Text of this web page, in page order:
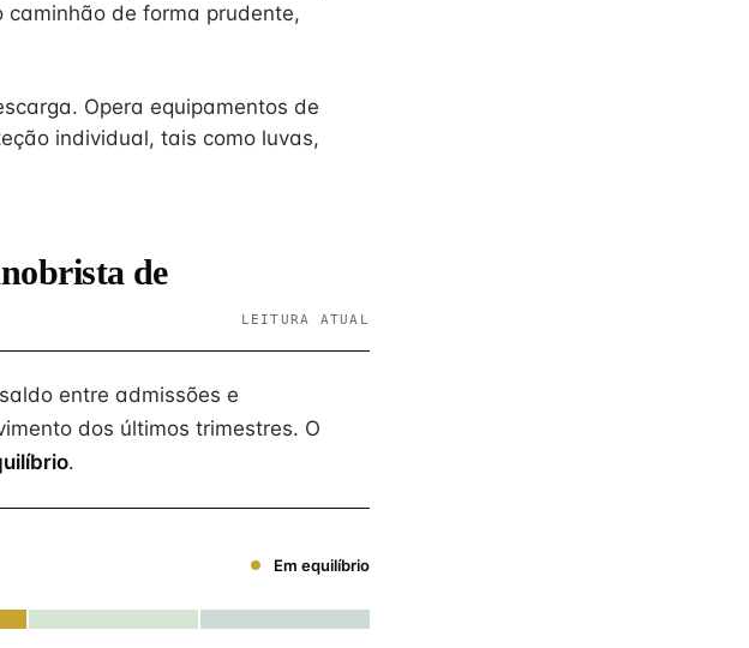
caminhão de forma prudente,
Opera equipamentos de
individual, tais como luvas,
de
LEITURA ATUAL
entre admissões e
dos últimos trimestres. O
.
Em equilíbrio